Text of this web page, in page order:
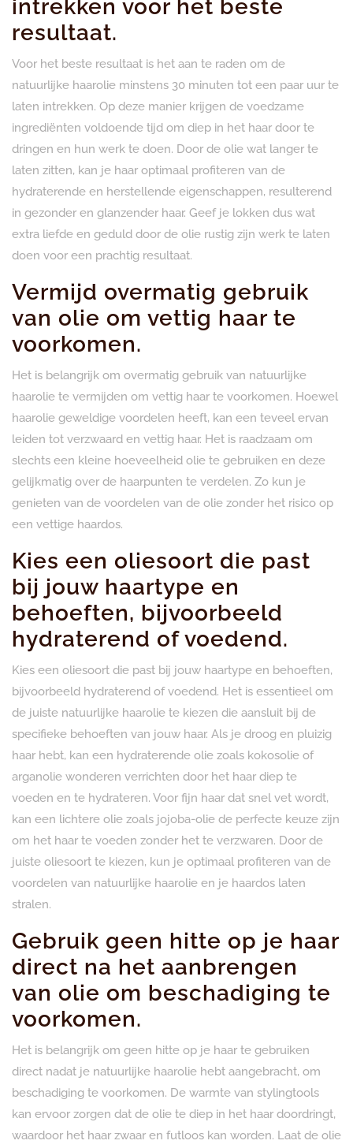
intrekken voor het beste
resultaat.
Voor het beste resultaat is het aan te raden om de
natuurlijke haarolie minstens 30 minuten tot een paar uur te
laten intrekken. Op deze manier krijgen de voedzame
ingrediënten voldoende tijd om diep in het haar door te
dringen en hun werk te doen. Door de olie wat langer te
laten zitten, kan je haar optimaal profiteren van de
hydraterende en herstellende eigenschappen, resulterend
in gezonder en glanzender haar. Geef je lokken dus wat
extra liefde en geduld door de olie rustig zijn werk te laten
doen voor een prachtig resultaat.
Vermijd overmatig gebruik
van olie om vettig haar te
voorkomen.
Het is belangrijk om overmatig gebruik van natuurlijke
haarolie te vermijden om vettig haar te voorkomen. Hoewel
haarolie geweldige voordelen heeft, kan een teveel ervan
leiden tot verzwaard en vettig haar. Het is raadzaam om
slechts een kleine hoeveelheid olie te gebruiken en deze
gelijkmatig over de haarpunten te verdelen. Zo kun je
genieten van de voordelen van de olie zonder het risico op
een vettige haardos.
Kies een oliesoort die past
bij jouw haartype en
behoeften, bijvoorbeeld
hydraterend of voedend.
Kies een oliesoort die past bij jouw haartype en behoeften,
bijvoorbeeld hydraterend of voedend. Het is essentieel om
de juiste natuurlijke haarolie te kiezen die aansluit bij de
specifieke behoeften van jouw haar. Als je droog en pluizig
haar hebt, kan een hydraterende olie zoals kokosolie of
arganolie wonderen verrichten door het haar diep te
voeden en te hydrateren. Voor fijn haar dat snel vet wordt,
kan een lichtere olie zoals jojoba-olie de perfecte keuze zijn
om het haar te voeden zonder het te verzwaren. Door de
juiste oliesoort te kiezen, kun je optimaal profiteren van de
voordelen van natuurlijke haarolie en je haardos laten
stralen.
Gebruik geen hitte op je haar
direct na het aanbrengen
van olie om beschadiging te
voorkomen.
Het is belangrijk om geen hitte op je haar te gebruiken
direct nadat je natuurlijke haarolie hebt aangebracht, om
beschadiging te voorkomen. De warmte van stylingtools
kan ervoor zorgen dat de olie te diep in het haar doordringt,
waardoor het haar zwaar en futloos kan worden. Laat de olie